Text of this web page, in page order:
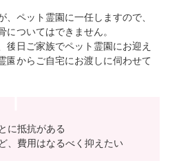
ペット霊園に一任しますので、
についてはできません。
後日ご家族でペット霊園にお迎え
園からご自宅にお渡しに伺わせて
に抵抗がある
、費用はなるべく抑えたい